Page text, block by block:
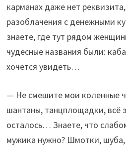
карманах даже нет
разоблачения с денежными
знаете, где тут рядом
чудесные названия были:
хочется увидеть…
— Не смешите мои коленные
шантаны, танцплощадки, всё
осталось… Знаете, что
мужика нужно? Шмотки,